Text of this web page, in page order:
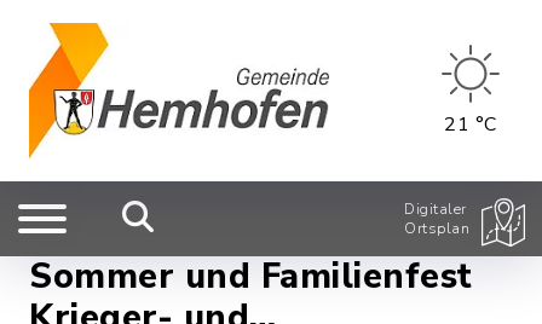
21 °C
Digitaler
Ortsplan
Sommer und Familienfest